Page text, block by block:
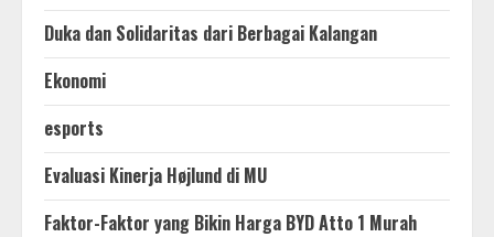
Duka dan Solidaritas dari Berbagai Kalangan
Ekonomi
esports
Evaluasi Kinerja Højlund di MU
Faktor-Faktor yang Bikin Harga BYD Atto 1 Murah